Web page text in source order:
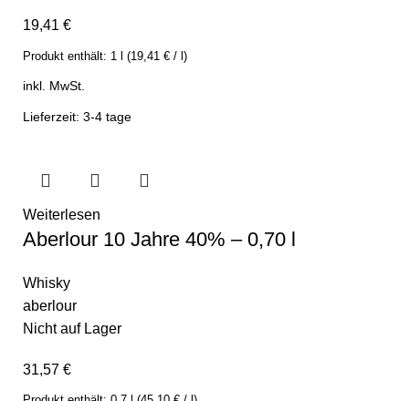
19,41 €
Produkt enthält: 1 l (19,41 € / l)
inkl. MwSt.
Lieferzeit: 3-4 tage
Weiterlesen
Aberlour 10 Jahre 40% – 0,70 l
Whisky
aberlour
Nicht auf Lager
31,57 €